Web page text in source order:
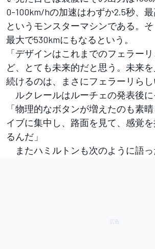
0-100km/hの加速はわずか2.5秒、
というモンスターマシンである。
最大で530kmにもなるという。
「デザインはこれまでのフェラー
ど、とても未来的だと思う。未来
続けるのは、まさにフェラーリらし
ルクレールはルーチェの発表後に
「物理的なボタンが増えたのも素
イブに集中し、路面を見て、感覚
るんだ」
またハミルトンも次のように語っ